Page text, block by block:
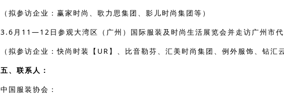
（拟参访企业：赢家时尚、歌力思集团、影儿时尚集团等）
3.6月11—12日参观大湾区（广州）国际服装及时尚生活展览会并走访广州市代
（拟参访企业：快尚时装【UR】、比音勒芬、汇美时尚集团、例外服饰、钻汇
五、联系人：
中国服装协会：